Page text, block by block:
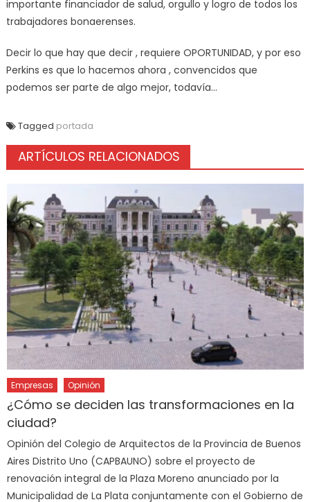
importante financiador de salud, orgullo y logro de todos los
trabajadores bonaerenses.
Decir lo que hay que decir , requiere OPORTUNIDAD, y por eso
Perkins es que lo hacemos ahora , convencidos que
podemos ser parte de algo mejor, todavía…
Tagged portada
ARTÍCULOS RELACIONADOS
Empresas Opinión
¿Cómo se deciden las transformaciones en la
ciudad?
Opinión del Colegio de Arquitectos de la Provincia de Buenos
Aires Distrito Uno (CAPBAUNO) sobre el proyecto de
renovación integral de la Plaza Moreno anunciado por la
Municipalidad de La Plata conjuntamente con el Gobierno de